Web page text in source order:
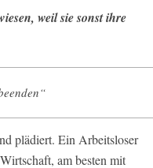
weil sie sonst ihre
plädiert. Ein Arbeitsloser
am besten mit